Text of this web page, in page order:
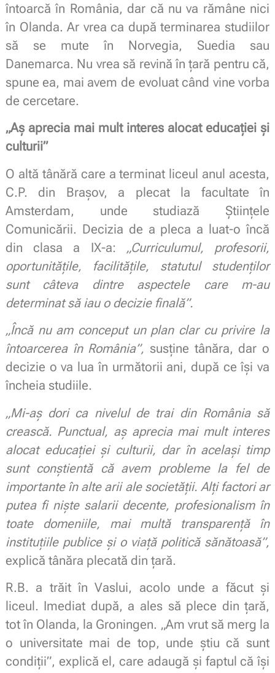
întoarcă în România, dar că nu va rămâne nici
în Olanda. Ar vrea ca după terminarea studiilor
să se mute în Norvegia, Suedia sau
Danemarca. Nu vrea să revină în țară pentru că,
spune ea, mai avem de evoluat când vine vorba
de cercetare.
„Aș aprecia mai mult interes alocat educației și
culturii”
O altă tânără care a terminat liceul anul acesta,
C.P. din Brașov, a plecat la facultate în
Amsterdam, unde studiază Științele
Comunicării. Decizia de a pleca a luat-o încă
din clasa a IX-a: „Curriculumul, profesorii,
oportunitățile, facilitățile, statutul studenților
sunt câteva dintre aspectele care m-au
determinat să iau o decizie finală”.
„Încă nu am conceput un plan clar cu privire la
întoarcerea în România”, susține tânăra, dar o
decizie o va lua în următorii ani, după ce își va
încheia studiile.
„Mi-aș dori ca nivelul de trai din România să
crească. Punctual, aș aprecia mai mult interes
alocat educației și culturii, dar în același timp
sunt conștientă că avem probleme la fel de
importante în alte arii ale societății. Alți factori ar
putea fi niște salarii decente, profesionalism în
toate domeniile, mai multă transparență în
instituțiile publice și o viață politică sănătoasă”,
explică tânăra plecată din țară.
R.B. a trăit în Vaslui, acolo unde a făcut și
liceul. Imediat după, a ales să plece din țară,
tot în Olanda, la Groningen. „Am vrut să merg la
o universitate mai de top, unde știu că sunt
condiții”, explică el, care adaugă și faptul că își